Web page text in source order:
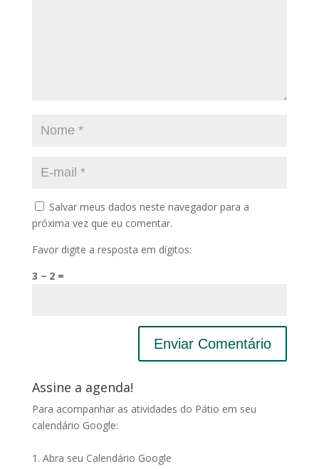
Salvar meus dados neste navegador para a
próxima vez que eu comentar.
Favor digite a resposta em dígitos:
3 − 2 =
Assine a agenda!
Para acompanhar as atividades do Pátio em seu
calendário Google:
1. Abra seu Calendário Google